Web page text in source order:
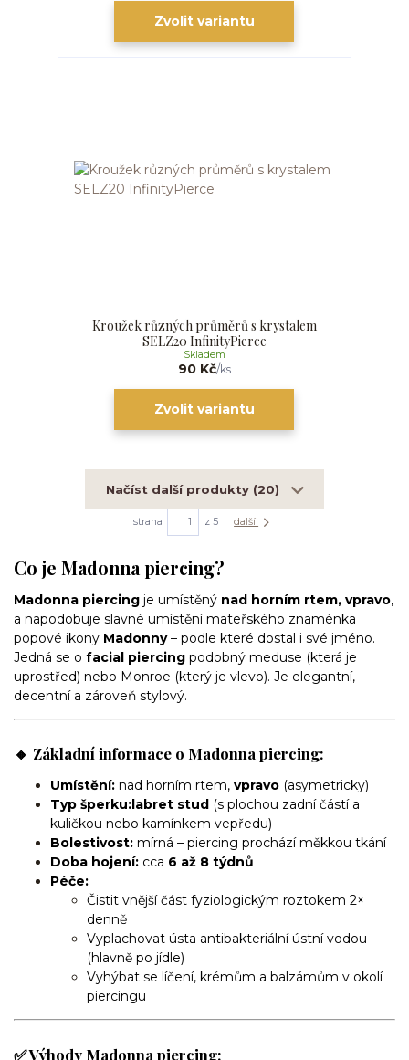
Zvolit variantu
Kroužek různých průměrů s krystalem
SELZ20 InfinityPierce
90 Kč/ks
Skladem
Zvolit variantu
Načíst další produkty (20)
strana z 5 další
Co je Madonna piercing?
Madonna piercing je umístěný nad horním rtem, vpravo,
a napodobuje slavné umístění mateřského znaménka
popové ikony Madonny– podle které dostal i své jméno.
Jedná se o facial piercing podobný meduse (která je
uprostřed) nebo Monroe (který je vlevo). Je elegantní,
decentní a zároveň stylový.
🔸 Základní informace o Madonna piercing:
Umístění: nad horním rtem, vpravo (asymetricky)
Typ šperku:labret stud (s plochou zadní částí a
kuličkou nebo kamínkem vepředu)
Bolestivost: mírná – piercing prochází měkkou tkání
Doba hojení: cca 6 až 8 týdnů
Péče:
Čistit vnější část fyziologickým roztokem 2×
denně
Vyplachovat ústa antibakteriální ústní vodou
(hlavně po jídle)
Vyhýbat se líčení, krémům a balzámům v okolí
piercingu
✅ Výhody Madonna piercing: